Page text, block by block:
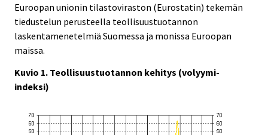
Euroopan unionin tilastoviraston (Eurostatin) tekemän
tiedustelun perusteella teollisuustuotannon
laskentamenetelmiä Suomessa ja monissa Euroopan
maissa.
Kuvio 1. Teollisuustuotannon kehitys (volyymi-
indeksi)